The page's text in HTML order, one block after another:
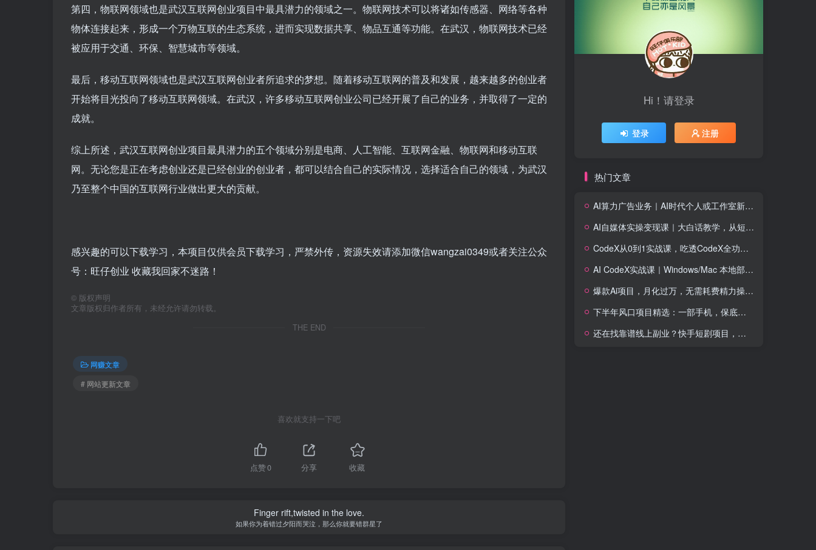
第四，物联网领域也是武汉互联网创业项目中最具潜力的领域之一。物联网技术可以将诸如传感器、网络等各种
物体连接起来，形成一个万物互联的生态系统，进而实现数据共享、物品互通等功能。在武汉，物联网技术已经
被应用于交通、环保、智慧城市等领域。
最后，移动互联网领域也是武汉互联网创业者所追求的梦想。随着移动互联网的普及和发展，越来越多的创业者
开始将目光投向了移动互联网领域。在武汉，许多移动互联网创业公司已经开展了自己的业务，并取得了一定的
成就。
综上所述，武汉互联网创业项目最具潜力的五个领域分别是电商、人工智能、互联网金融、物联网和移动互联
网。无论您是正在考虑创业还是已经创业的创业者，都可以结合自己的实际情况，选择适合自己的领域，为武汉
乃至整个中国的互联网行业做出更大的贡献。
感兴趣的可以下载学习，本项目仅供会员下载学习，严禁外传，资源失效请添加微信wangzai0349或者关注公众
号：旺仔创业 收藏我回家不迷路！
© 版权声明
文章版权归作者所有，未经允许请勿转载。
THE END
网赚文章
# 网站更新文章
喜欢就支持一下吧
点赞0 分享 收藏
Finger rift,twisted in the love.
如果你为着错过夕阳而哭泣，那么你就要错群星了
Hi！请登录
登录 注册
热门文章
AI算力广告业务｜AI时代个人或工作室新赛道
AI自媒体实操变现课｜大白话教学，从短剧漫剧到动画制作，零基础也能掌握爆款内容创作与变现全流程
CodeX从0到1实战课，吃透CodeX全功能，零基础AI开发实战，从部署到高阶项目一键落地
AI CodeX实战课｜Windows/Mac 本地部署｜API 对接调通｜Skill 自制｜漫剧剪辑｜网站 VR 项目｜AI项目落地全教程
爆款Ai项目，月化过万，无需耗费精力操作，稳健实现每月增收
下半年风口项目精选：一部手机，保底日入500+，做就有收益，长期稳定！【揭秘】
还在找靠谱线上副业？快手短剧项目，全程自动发布内容，不用熬夜做视频，轻松日入500+【揭秘】